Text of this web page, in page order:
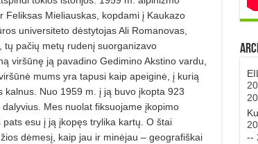
Feliksas Mieliauskas, kopdami į Kaukazo
universiteto dėstytojas Ali Romanovas,
tų pačių metų rudenį suorganizavo
viršūnę ją pavadino Gedimino Akstino vardu,
mums yra tapusi kaip apeiginė, į kurią
kalnus. Nuo 1959 m. į ją buvo įkopta 923
Mes nuolat fiksuojame įkopimo
esu į ją įkopęs trylika kartų. O štai
dėmesį, kaip jau ir minėjau – geografiškai
--